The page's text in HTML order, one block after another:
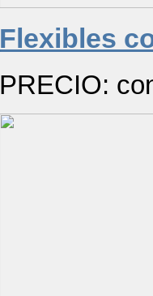
Flexibles
PRECIO: